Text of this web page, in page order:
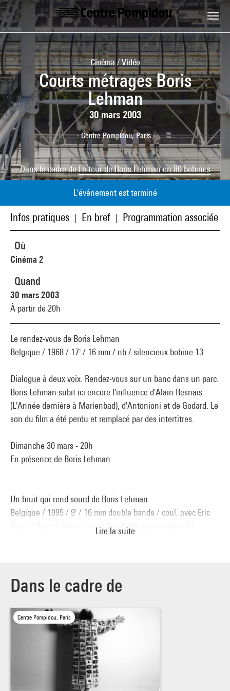
Aller au contenu principal
Centre Pompidou
Cinéma / Vidéo
Courts métrages Boris
Lehman
30 mars 2003
Centre Pompidou, Paris
Dans le cadre deLe tour de Boris Lehman en 80 bobines
L'événement est terminé
Infos pratiques En bref Programmation associée
Le rendez-vous de Boris Lehman
Belgique / 1968 / 17' / 16 mm / nb / silencieux bobine 13
Dialogue à deux voix. Rendez-vous sur un banc dans un parc.
Boris Lehman subit ici encore l'influence d'Alain Resnais
(L'Année dernière à Marienbad), d'Antonioni et de Godard. Le
son du film a été perdu et remplacé par des intertitres.
Dimanche 30 mars - 20h
En présence de Boris Lehman
Un bruit qui rend sourd de Boris Lehman
Belgique / 1995 / 9' / 16 mm double bande / coul. avec Eric
Draps / Martin Kivits / Jean-Luc Fafchamps bobine 54
Dimanche 30 mars, 20h
En présence de Boris Lehman
Films en courts inédits
Commentés en direct par par Boris Lehman
L'homme de cuir de Boris Lehman
Lire la suite
Où
Cinéma 2
Quand
30 mars 2003
À partir de 20h
Dans le cadre de
Centre Pompidou, Paris